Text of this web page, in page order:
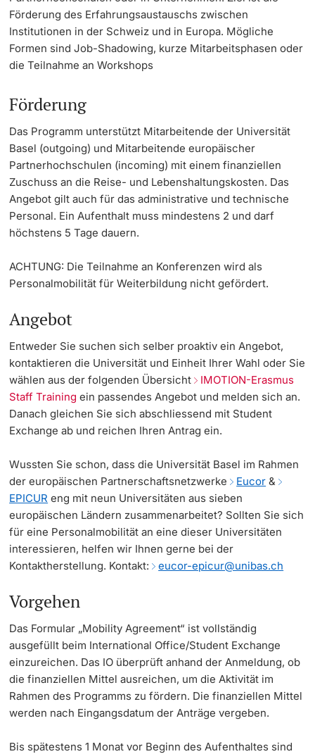
Doktorierende
weitere Informationen
Fördernde & Alumni
weitere Informationen
Dozierende
weitere Informationen
Termine & Fristen
Informationen, Veranstaltungen & Schnuppern
Studienberatung
Studienfachberatung
Fünf Gründe, in Basel zu studieren
Im Studium
Vorlesungsverzeichnis
Belegen
Rückmelden
Termine & Fristen
Dokumente und Verifikation
«Start Smart»-Week
Partneruniversitäten
Kontakt
Personalmobilität
Campus Credits
Campus Stories
Hörerinnen/Hörer
Student Life
Beratung & Support
Studienfachberatung
Studienberatung
Weiterbildung
Universität
Förderung des Erfahrungsaustauschs zwischen
Institutionen in der Schweiz und in Europa. Mögliche
Formen sind Job-Shadowing, kurze Mitarbeitsphasen oder
die Teilnahme an Workshops
Förderung
Das Programm unterstützt Mitarbeitende der Universität
Basel (outgoing) und Mitarbeitende europäischer
Partnerhochschulen (incoming) mit einem finanziellen
Zuschuss an die Reise- und Lebenshaltungskosten. Das
Angebot gilt auch für das administrative und technische
Personal. Ein Aufenthalt muss mindestens 2 und darf
höchstens 5 Tage dauern.
ACHTUNG: Die Teilnahme an Konferenzen wird als
Personalmobilität für Weiterbildung nicht gefördert.
Angebot
Entweder Sie suchen sich selber proaktiv ein Angebot,
kontaktieren die Universität und Einheit Ihrer Wahl oder Sie
wählen aus der folgenden Übersicht IMOTION-Erasmus
Staff Trainingein passendes Angebot und melden sich an.
Danach gleichen Sie sich abschliessend mit Student
Exchange ab und reichen Ihren Antrag ein.
Wussten Sie schon, dass die Universität Basel im Rahmen
der europäischen Partnerschaftsnetzwerke Eucor &
EPICUR eng mit neun Universitäten aus sieben
europäischen Ländern zusammenarbeitet? Sollten Sie sich
für eine Personalmobilität an eine dieser Universitäten
interessieren, helfen wir Ihnen gerne bei der
Kontaktherstellung. Kontakt: eucor-epicur@unibas.ch
Vorgehen
Das Formular „Mobility Agreement“ ist vollständig
ausgefüllt beim International Office/Student Exchange
einzureichen. Das IO überprüft anhand der Anmeldung, ob
die finanziellen Mittel ausreichen, um die Aktivität im
Rahmen des Programms zu fördern. Die finanziellen Mittel
werden nach Eingangsdatum der Anträge vergeben.
Bis spätestens 1 Monat vor Beginn des Aufenthaltes sind